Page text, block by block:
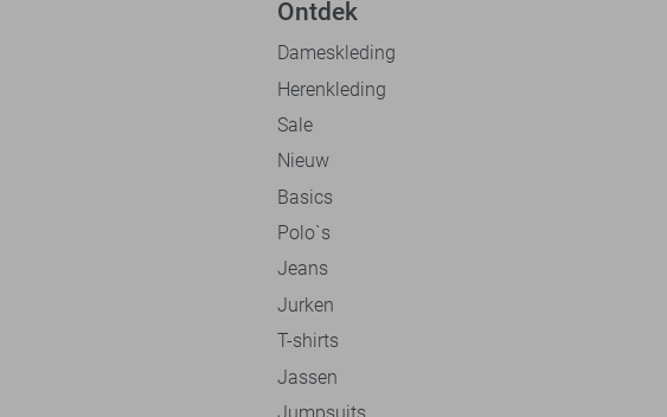
Ontdek
Dameskleding
Herenkleding
Sale
Nieuw
Basics
Polo`s
Jeans
Jurken
T-shirts
Jassen